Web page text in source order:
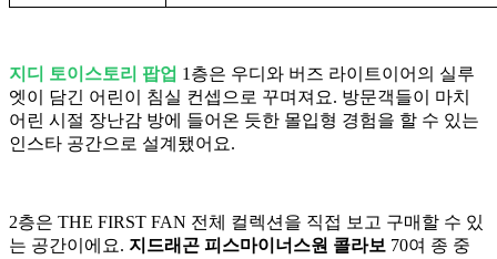
지디 토이스토리 팝업 1층은 우디와 버즈 라이트이어의 실루
엣이 담긴 어린이 침실 컨셉으로 꾸며져요. 방문객들이 마치
어린 시절 장난감 방에 들어온 듯한 몰입형 경험을 할 수 있는
인스타 공간으로 설계됐어요.
2층은 THE FIRST FAN 전체 컬렉션을 직접 보고 구매할 수 있
는 공간이에요. 지드래곤 피스마이너스원 콜라보 70여 종 중